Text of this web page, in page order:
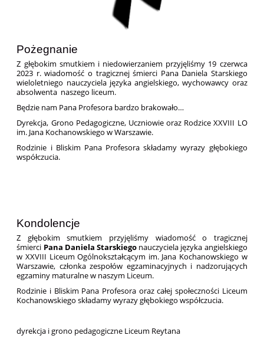
Pożegnanie
Z głębokim smutkiem i niedowierzaniem przyjęliśmy 19 czerwca
2023 r. wiadomość o tragicznej śmierci Pana Daniela Starskiego
wieloletniego nauczyciela języka angielskiego, wychowawcy oraz
absolwenta naszego liceum.
Będzie nam Pana Profesora bardzo brakowało…
Dyrekcja, Grono Pedagogiczne, Uczniowie oraz Rodzice XXVIII LO
im. Jana Kochanowskiego w Warszawie.
Rodzinie i Bliskim Pana Profesora składamy wyrazy głębokiego
współczucia.
Kondolencje
Z głębokim smutkiem przyjęliśmy wiadomość o tragicznej
śmierci Pana Daniela Starskiego nauczyciela języka angielskiego
w XXVIII Liceum Ogólnokształcącym im. Jana Kochanowskiego w
Warszawie, członka zespołów egzaminacyjnych i nadzorujących
egzaminy maturalne w naszym Liceum.
Rodzinie i Bliskim Pana Profesora oraz całej społeczności Liceum
Kochanowskiego składamy wyrazy głębokiego współczucia.
dyrekcja i grono pedagogiczne Liceum Reytana